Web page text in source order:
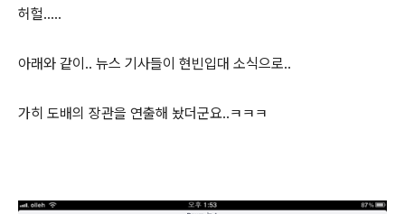
허헐.....
아래와 같이.. 뉴스 기사들이 현빈입대 소식으로..
가히 도배의 장관을 연출해 놨더군요..ㅋㅋㅋ